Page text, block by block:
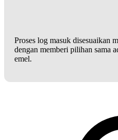
Proses log masuk disesuaikan
dengan memberi pilihan sama
emel.